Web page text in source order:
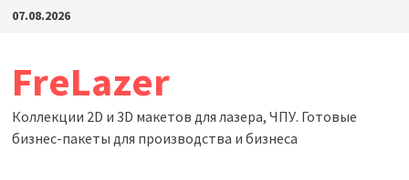
Перейти
07.08.2026
FreLazer
Коллекции 2D и 3D макетов для лазера, ЧПУ. Готовые
бизнес-пакеты для производства и бизнеса